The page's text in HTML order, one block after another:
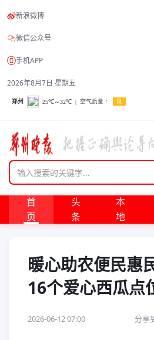
新浪微博
微信公众号
手机APP
2026年8月7日 星期五
首
页
头
条
本
地
暖心助农便民惠
16个爱心西瓜点
2026-06-12 07:00 分享